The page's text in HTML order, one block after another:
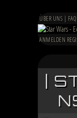
ÜBER UNS | FAQ
ANMELDEN
|